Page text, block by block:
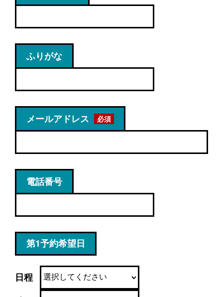
ふりがな
メールアドレス
電話番号
第1予約希望日
日程